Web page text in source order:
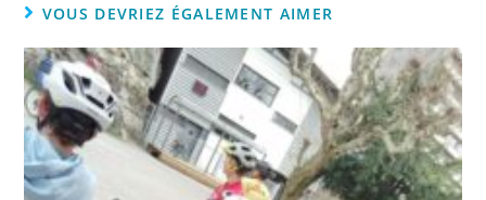
VOUS DEVRIEZ ÉGALEMENT AIMER